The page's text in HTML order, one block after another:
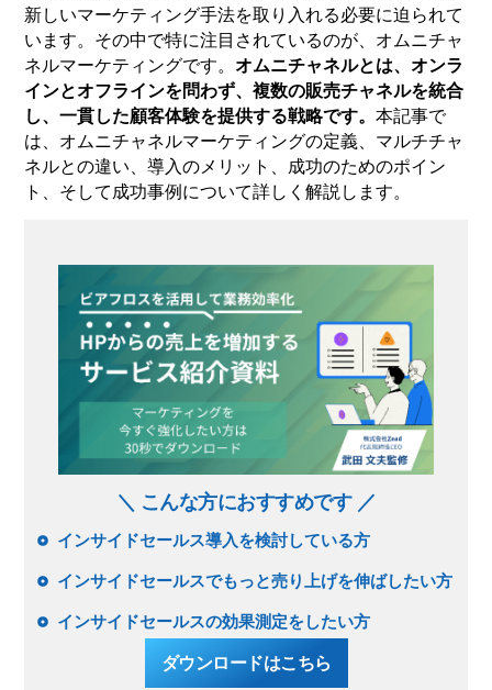
新しいマーケティング手法を取り入れる必要に迫られて
います。その中で特に注目されているのが、オムニチャ
ネルマーケティングです。 オムニチャネルとは、オンラ
インとオフラインを問わず、複数の販売チャネルを統合
し、一貫した顧客体験を提供する戦略です。本記事で
は、オムニチャネルマーケティングの定義、マルチチャ
ネルとの違い、導入のメリット、成功のためのポイン
ト、そして成功事例について詳しく解説します。
＼ こんな方におすすめです ／
インサイドセールス導入を検討している方
インサイドセールスでもっと売り上げを伸ばしたい方
インサイドセールスの効果測定をしたい方
ダウンロードはこちら